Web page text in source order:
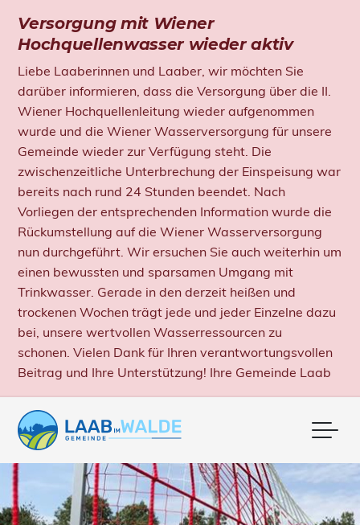
Versorgung mit Wiener
Hochquellenwasser wieder aktiv
Liebe Laaberinnen und Laaber, wir möchten Sie
darüber informieren, dass die Versorgung über die II.
Wiener Hochquellenleitung wieder aufgenommen
wurde und die Wiener Wasserversorgung für unsere
Gemeinde wieder zur Verfügung steht. Die
zwischenzeitliche Unterbrechung der Einspeisung war
bereits nach rund 24 Stunden beendet. Nach
Vorliegen der entsprechenden Information wurde die
Rückumstellung auf die Wiener Wasserversorgung
nun durchgeführt. Wir ersuchen Sie auch weiterhin um
einen bewussten und sparsamen Umgang mit
Trinkwasser. Gerade in den derzeit heißen und
trockenen Wochen trägt jede und jeder Einzelne dazu
bei, unsere wertvollen Wasserressourcen zu
schonen. Vielen Dank für Ihren verantwortungsvollen
Beitrag und Ihre Unterstützung! Ihre Gemeinde Laab